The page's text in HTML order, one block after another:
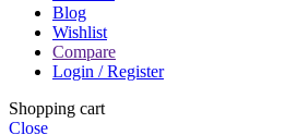
Blog
Wishlist
Compare
Login / Register
Shopping cart
Close